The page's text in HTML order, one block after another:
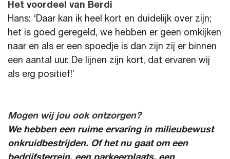
Het voordeel van Berdi
Hans: ‘Daar kan ik heel kort en duidelijk over zijn;
het is goed geregeld, we hebben er geen omkijken
naar en als er een spoedje is dan zijn zij er binnen
een aantal uur. De lijnen zijn kort, dat ervaren wij
als erg positief!’
Mogen wij jou ook ontzorgen?
We hebben een ruime ervaring in milieubewust
onkruidbestrijden. Of het nu gaat om een